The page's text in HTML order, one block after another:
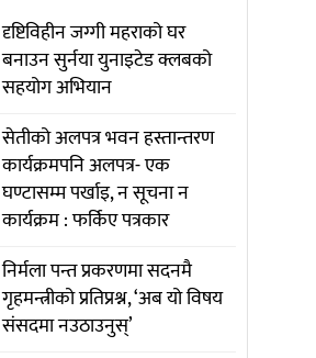
दृष्टिविहीन जग्गी महराको घर
बनाउन सुर्नया युनाइटेड क्लबको
सहयोग अभियान
सेतीको अलपत्र भवन हस्तान्तरण
कार्यक्रमपनि अलपत्र- एक
घण्टासम्म पर्खाइ, न सूचना न
कार्यक्रम : फर्किए पत्रकार
निर्मला पन्त प्रकरणमा सदनमै
गृहमन्त्रीको प्रतिप्रश्न, ‘अब यो विषय
संसदमा नउठाउनुस्’